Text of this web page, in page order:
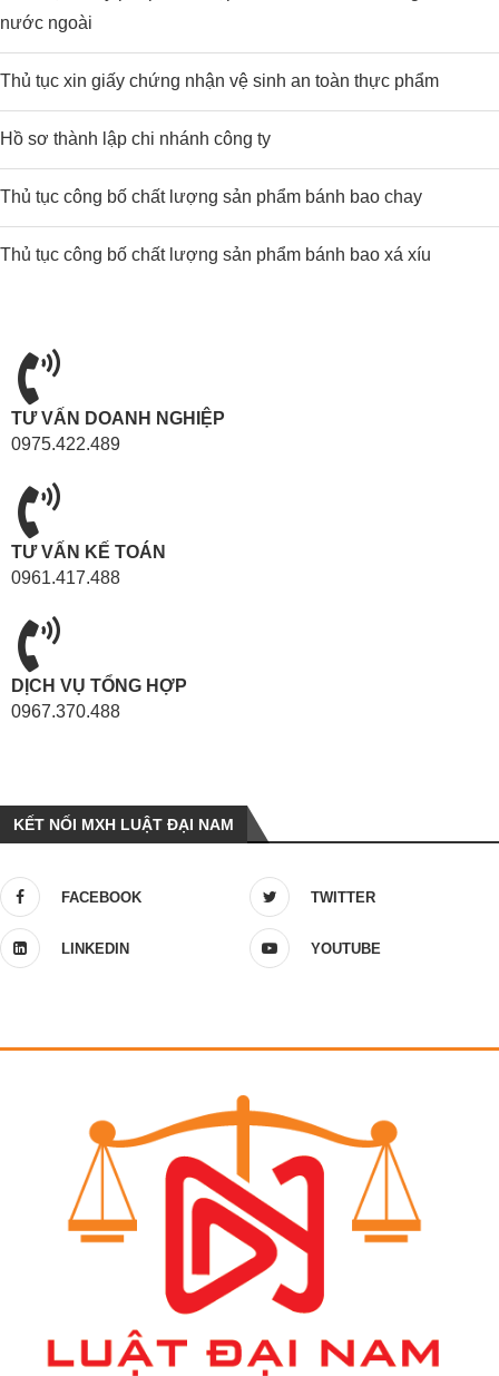
nước ngoài
Thủ tục xin giấy chứng nhận vệ sinh an toàn thực phẩm
Hồ sơ thành lập chi nhánh công ty
Thủ tục công bố chất lượng sản phẩm bánh bao chay
Thủ tục công bố chất lượng sản phẩm bánh bao xá xíu
TƯ VẤN DOANH NGHIỆP
0975.422.489
TƯ VẤN KẾ TOÁN
0961.417.488
DỊCH VỤ TỔNG HỢP
0967.370.488
KẾT NỐI MXH LUẬT ĐẠI NAM
FACEBOOK TWITTER
LINKEDIN YOUTUBE